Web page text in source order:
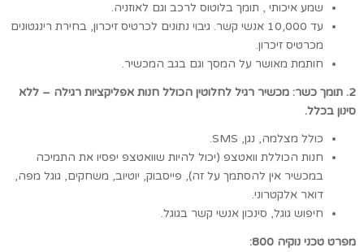
שמע איכותי , תומך בלוטוס לרכב וגם לאוזניה.
עד 10,000 אנשי קשר. גיבוי נתונים לכרטיס זיכרון, בחירת רינגטונים
מכרטיס זיכרון.
חותמת מאושר על המסך וגם בגב המכשיר.
2. תומך כשר: מכשיר רגיל לחלוטין הכולל חנות אפליקציות רגילה – ללא
סינון בכלל.
כולל מצלמה, נגן, SMS.
חנות הכוללת וואטצפ (יכול להיות שוואטצפ יפסיו את התמיכה
במכשיר אין להסתמך על זה), פייסבוק, יוטיוב, משחקים, גוגל מפה,
דואר אלקטרוני.
חיפוש גוגל, סינכון אנשי קשר בגוגל.
מפרט טכני נוקיה 800: